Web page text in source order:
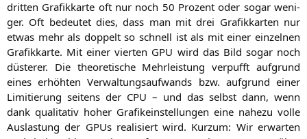
drit­ten Gra­fik­kar­te oft nur noch 50 Pro­zent oder sogar weni­
ger. Oft bedeu­tet dies, dass man mit drei Gra­fik­kar­ten nur
etwas mehr als dop­pelt so schnell ist als mit einer ein­zel­nen
Gra­fik­kar­te. Mit einer vier­ten GPU wird das Bild sogar noch
düs­te­rer. Die theo­re­ti­sche Mehr­leis­tung ver­pufft auf­grund
eines erhöh­ten Ver­wal­tungs­auf­wands bzw. auf­grund einer
Limi­tie­rung sei­tens der CPU – und das selbst dann, wenn
dank qua­li­ta­tiv hoher Gra­fik­ein­stel­lun­gen eine nahe­zu vol­le
Aus­las­tung der GPUs rea­li­siert wird. Kurz­um: Wir erwar­ten